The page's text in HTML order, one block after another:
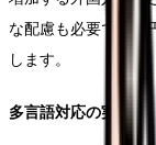
な配慮も必要です。
します。
多言語対応の実践